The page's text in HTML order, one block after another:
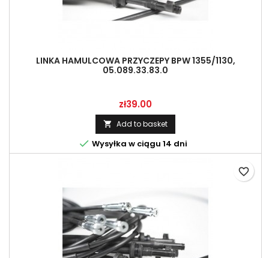
LINKA HAMULCOWA PRZYCZEPY BPW 1355/1130,
05.089.33.83.0
Price
zł39.00
 Add to basket
 Wysyłka w ciągu 14 dni
favorite_border